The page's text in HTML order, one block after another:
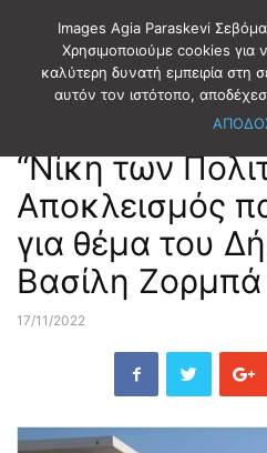
Αρχική ΠΑΡΑΤΑΞΕΙΣ Νίκη των
“Νίκη των
Αποκλεισμός
για θέμα του
Βασίλη Ζορμπά
17/11/2022
Images Agia Paraskevi
Χρησιμοποιούμε cookies
καλύτερη δυνατή εμπειρία στη
αυτόν τον ιστότοπο,